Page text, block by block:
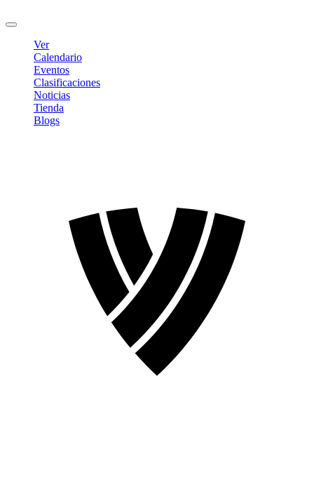
Ver
Calendario
Eventos
Clasificaciones
Noticias
Tienda
Blogs